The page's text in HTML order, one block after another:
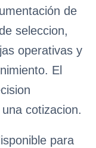
de
seleccion,
operativas y
El
cotizacion.
para